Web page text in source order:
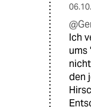
Ich
ums
den